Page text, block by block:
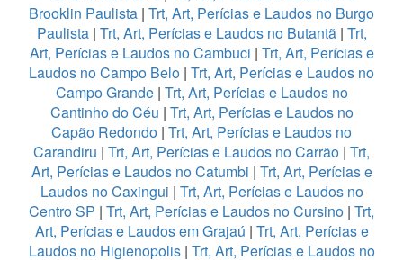
Brooklin Paulista | Trt, Art, Perícias e Laudos no Burgo
Paulista| Trt, Art, Perícias e Laudos no Butantã| Trt,
Art, Perícias e Laudos no Cambuci | Trt, Art, Perícias e
Laudos no Campo Belo | Trt, Art, Perícias e Laudos no
Campo Grande| Trt, Art, Perícias e Laudos no
Cantinho do Céu | Trt, Art, Perícias e Laudos no
Capão Redondo | Trt, Art, Perícias e Laudos no
Carandiru | Trt, Art, Perícias e Laudos no Carrão | Trt,
Art, Perícias e Laudos no Catumbi | Trt, Art, Perícias e
Laudos no Caxingui | Trt, Art, Perícias e Laudos no
Centro SP | Trt, Art, Perícias e Laudos no Cursino | Trt,
Art, Perícias e Laudos em Grajaú | Trt, Art, Perícias e
Laudos no Higienopolis| Trt, Art, Perícias e Laudos no